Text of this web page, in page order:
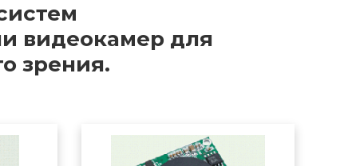
видеокамер для
зрения.